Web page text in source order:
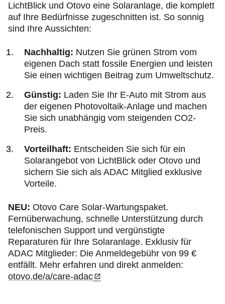
LichtBlick und Otovo eine Solaranlage, die komplett
auf Ihre Bedürfnisse zugeschnitten ist. So sonnig
sind Ihre Aussichten:
Nachhaltig: Nutzen Sie grünen Strom vom
eigenen Dach statt fossile Energien und leisten
Sie einen wichtigen Beitrag zum Umweltschutz.
Günstig: Laden Sie Ihr E-Auto mit Strom aus
der eigenen Photovoltaik-Anlage und machen
Sie sich unabhängig vom steigenden CO2-
Preis.
Vorteilhaft: Entscheiden Sie sich für ein
Solarangebot von LichtBlick oder Otovo und
sichern Sie sich als ADAC Mitglied exklusive
Vorteile.
NEU: Otovo Care Solar-Wartungspaket.
Fernüberwachung, schnelle Unterstützung durch
telefonischen Support und vergünstigte
Reparaturen für Ihre Solaranlage. Exklusiv für
ADAC Mitglieder: Die Anmeldegebühr von 99 €
entfällt. Mehr erfahren und direkt anmelden:
otovo.de/a/care-adac